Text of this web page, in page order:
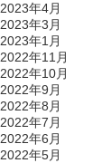
2023年4月
2023年3月
2023年1月
2022年11月
2022年10月
2022年9月
2022年8月
2022年7月
2022年6月
2022年5月